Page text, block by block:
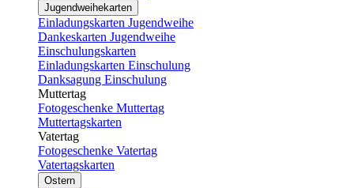
Jugendweihekarten
Einladungskarten Jugendweihe
Dankeskarten Jugendweihe
Einschulungskarten
Einladungskarten Einschulung
Danksagung Einschulung
Muttertag
Fotogeschenke Muttertag
Muttertagskarten
Vatertag
Fotogeschenke Vatertag
Vatertagskarten
Ostern